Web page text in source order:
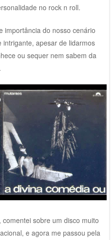
no rock n roll.
importância do nosso cenário
apesar de lidarmos
ou sequer nem sabem da
sobre um disco muito
e agora me passou pela